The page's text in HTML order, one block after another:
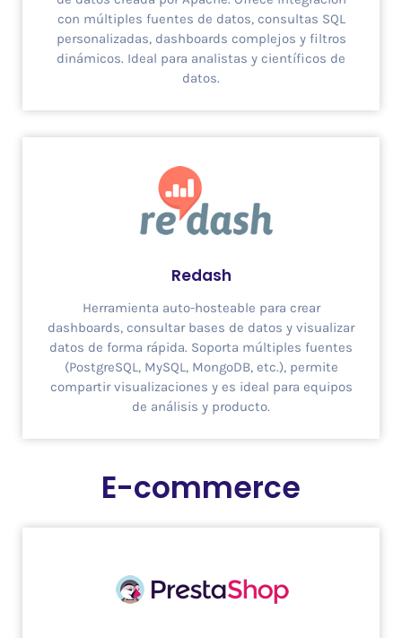
con múltiples fuentes de datos, consultas SQL
personalizadas, dashboards complejos y filtros
dinámicos. Ideal para analistas y científicos de
datos.
Redash
Herramienta auto-hosteable para crear
dashboards, consultar bases de datos y visualizar
datos de forma rápida. Soporta múltiples fuentes
(PostgreSQL, MySQL, MongoDB, etc.), permite
compartir visualizaciones y es ideal para equipos
de análisis y producto.
E-commerce